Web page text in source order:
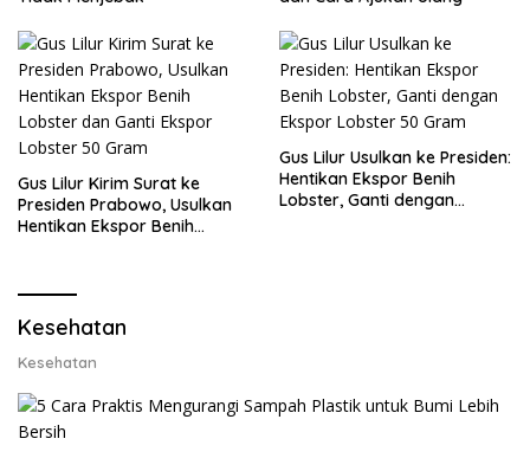
Gus Lilur Kirim Surat ke
Presiden Prabowo, Usulkan
Hentikan Ekspor Benih
Gus Lilur Usulkan ke Presiden:
Hentikan Ekspor Benih
Lobster, Ganti dengan
Kesehatan
Kesehatan